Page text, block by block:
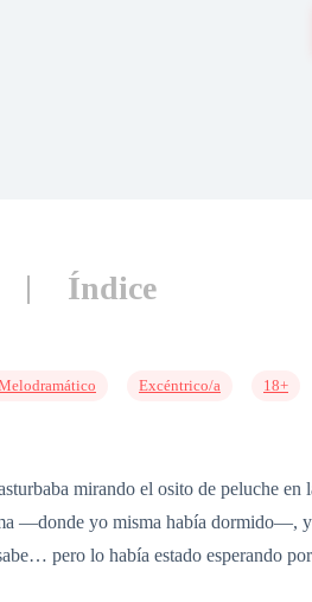
Índice
Excéntrico/a 18+
mirando el osito de peluche en
—donde yo misma había dormido—, y
pero lo había estado esperando